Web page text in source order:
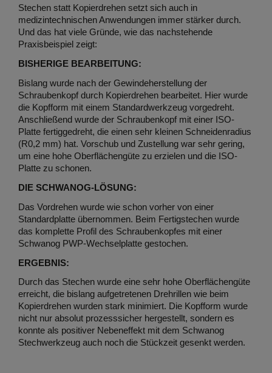
Stechen statt Kopierdrehen setzt sich auch in
medizintechnischen Anwendungen immer stärker durch.
Und das hat viele Gründe, wie das nachstehende
Praxisbeispiel zeigt:
BISHERIGE BEARBEITUNG:
Bislang wurde nach der Gewindeherstellung der
Schraubenkopf durch Kopierdrehen bearbeitet. Hier wurde
die Kopfform mit einem Standardwerkzeug vorgedreht.
Anschließend wurde der Schraubenkopf mit einer ISO-
Platte fertiggedreht, die einen sehr kleinen Schneidenradius
(R0,2 mm) hat. Vorschub und Zustellung war sehr gering,
um eine hohe Oberflächengüte zu erzielen und die ISO-
Platte zu schonen.
DIE SCHWANOG-LÖSUNG:
Das Vordrehen wurde wie schon vorher von einer
Standardplatte übernommen. Beim Fertigstechen wurde
das komplette Profil des Schraubenkopfes mit einer
Schwanog PWP-Wechselplatte gestochen.
ERGEBNIS:
Durch das Stechen wurde eine sehr hohe Oberflächengüte
erreicht, die bislang aufgetretenen Drehrillen wie beim
Kopierdrehen wurden stark minimiert. Die Kopfform wurde
nicht nur absolut prozesssicher hergestellt, sondern es
konnte als positiver Nebeneffekt mit dem Schwanog
Stechwerkzeug auch noch die Stückzeit gesenkt werden.